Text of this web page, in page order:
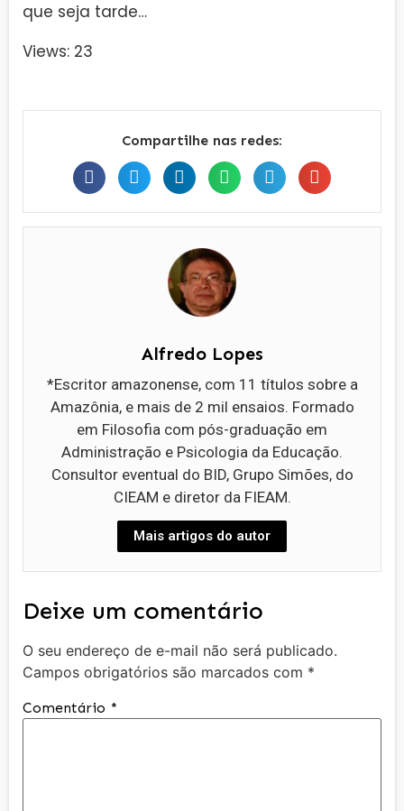
que seja tarde…
Views: 23
Compartilhe nas redes:
Alfredo Lopes
*Escritor amazonense, com 11 títulos sobre a
Amazônia, e mais de 2 mil ensaios. Formado
em Filosofia com pós-graduação em
Administração e Psicologia da Educação.
Consultor eventual do BID, Grupo Simões, do
CIEAM e diretor da FIEAM.
Mais artigos do autor
Deixe um comentário
O seu endereço de e-mail não será publicado.
Campos obrigatórios são marcados com *
Comentário *